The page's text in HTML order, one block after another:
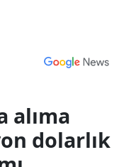
alıma
dolarlık